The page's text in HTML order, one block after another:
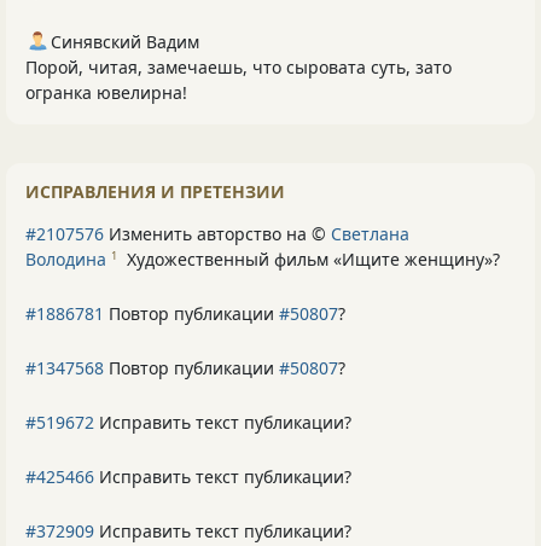
Синявский Вадим
Порой, читая, замечаешь, что сыровата суть, зато
огранка ювелирна!
ИСПРАВЛЕНИЯ И ПРЕТЕНЗИИ
#2107576 Изменить авторство на © Светлана
Володина 1 Художественный фильм «Ищите женщину»?
#1886781 Повтор публикации #50807?
#1347568 Повтор публикации #50807?
#519672 Исправить текст публикации?
#425466 Исправить текст публикации?
#372909 Исправить текст публикации?